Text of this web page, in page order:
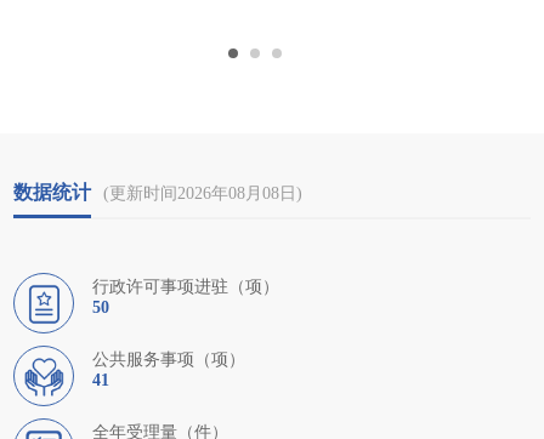
数据统计 (更新时间2026年08月08日)
行政许可事项进驻（项）
50
公共服务事项（项）
41
全年受理量（件）